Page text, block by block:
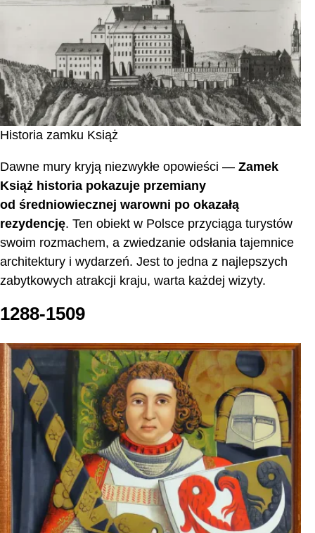
Historia zamku Książ
Dawne mury kryją niezwykłe opowieści — Zamek
Książ historia pokazuje przemiany
od średniowiecznej warowni po okazałą
rezydencję. Ten obiekt w Polsce przyciąga turystów
swoim rozmachem, a zwiedzanie odsłania tajemnice
architektury i wydarzeń. Jest to jedna z najlepszych
zabytkowych atrakcji kraju, warta każdej wizyty.
1288-1509